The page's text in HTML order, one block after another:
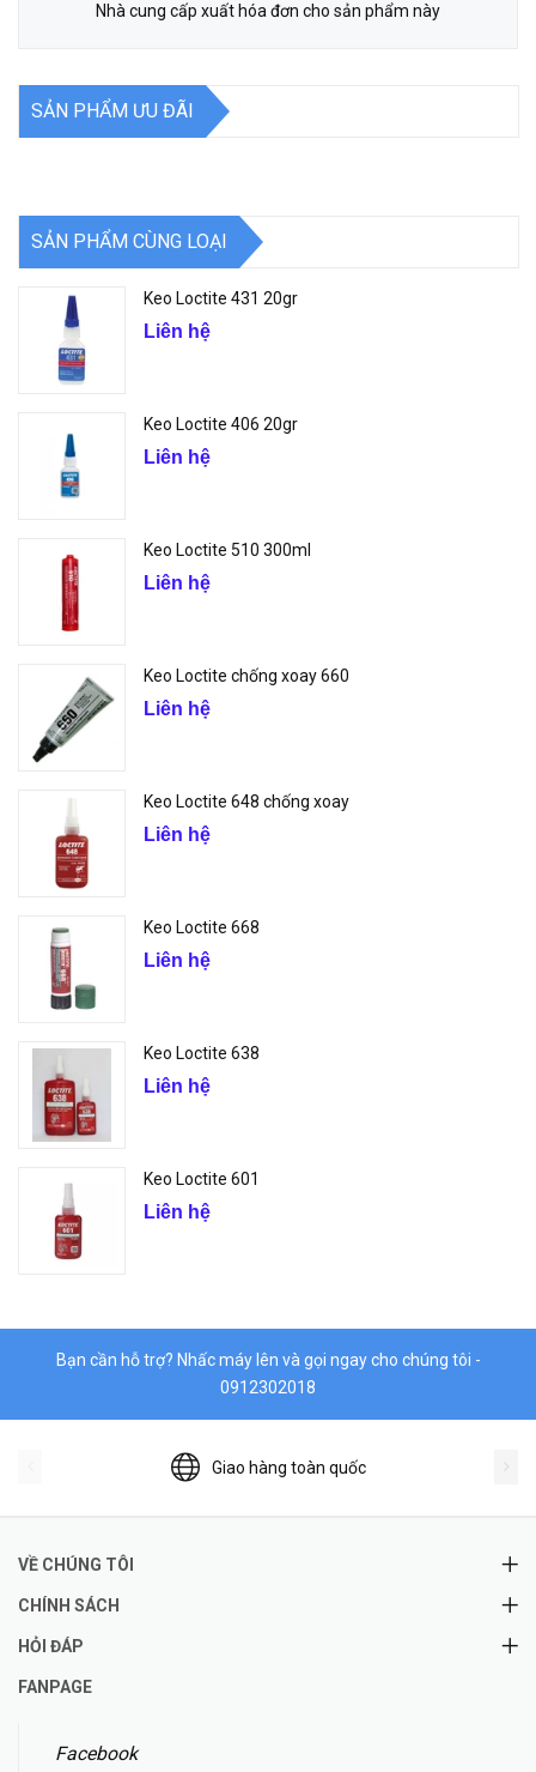
Nhà cung cấp xuất hóa đơn cho sản phẩm này
SẢN PHẨM ƯU ĐÃI
SẢN PHẨM CÙNG LOẠI
Keo Loctite 431 20gr
Liên hệ
Keo Loctite 406 20gr
Liên hệ
Keo Loctite 510 300ml
Liên hệ
Keo Loctite chống xoay 660
Liên hệ
Keo Loctite 648 chống xoay
Liên hệ
Keo Loctite 668
Liên hệ
Keo Loctite 638
Liên hệ
Keo Loctite 601
Liên hệ
Bạn cần hỗ trợ? Nhấc máy lên và gọi ngay cho chúng tôi -
0912302018
Giao hàng toàn quốc
VỀ CHÚNG TÔI
CHÍNH SÁCH
HỎI ĐÁP
FANPAGE
Facebook